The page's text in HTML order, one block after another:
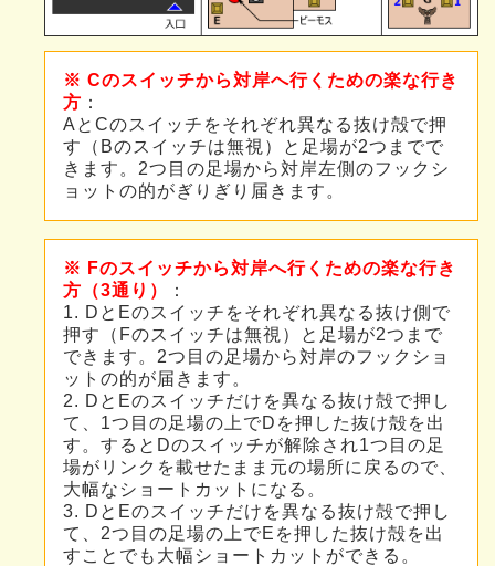
※ Cのスイッチから対岸へ行くための楽な行き
方 ：
AとCのスイッチをそれぞれ異なる抜け殻で押
す（Bのスイッチは無視）と足場が2つまでで
きます。2つ目の足場から対岸左側のフックシ
ョットの的がぎりぎり届きます。
※ Fのスイッチから対岸へ行くための楽な行き
方（3通り）
：
1. DとEのスイッチをそれぞれ異なる抜け側で
押す（Fのスイッチは無視）と足場が2つまで
できます。2つ目の足場から対岸のフックショ
ットの的が届きます。
2. DとEのスイッチだけを異なる抜け殻で押し
て、1つ目の足場の上でDを押した抜け殻を出
す。するとDのスイッチが解除され1つ目の足
場がリンクを載せたまま元の場所に戻るので、
大幅なショートカットになる。
3. DとEのスイッチだけを異なる抜け殻で押し
て、2つ目の足場の上でEを押した抜け殻を出
すことでも大幅ショートカットができる。